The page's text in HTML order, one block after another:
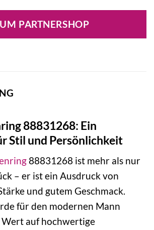
PARTNERSHOP
88831268: Ein
Stil und Persönlichkeit
88831268 ist mehr als nur
– er ist ein Ausdruck von
und gutem Geschmack.
für den modernen Mann
auf hochwertige